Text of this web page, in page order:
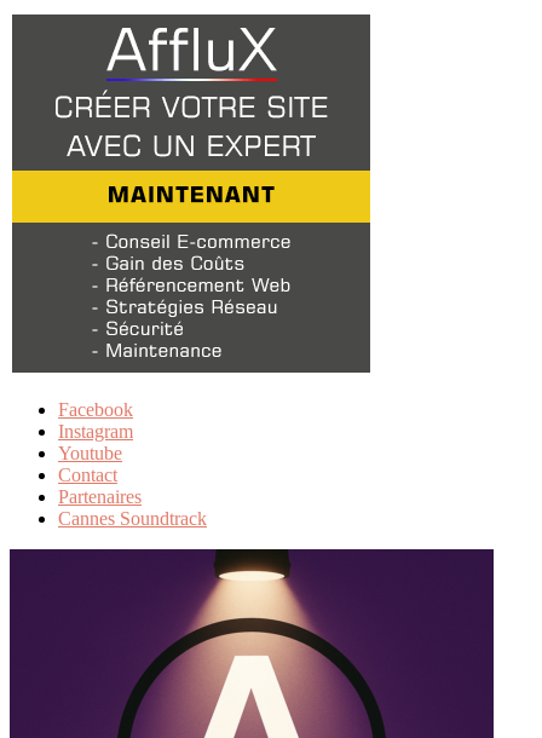
Facebook
Instagram
Youtube
Contact
Partenaires
Cannes Soundtrack